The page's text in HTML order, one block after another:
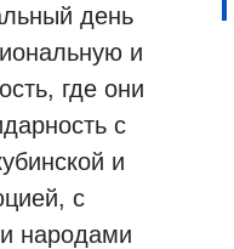
день
и
где они
с
и
с
народами